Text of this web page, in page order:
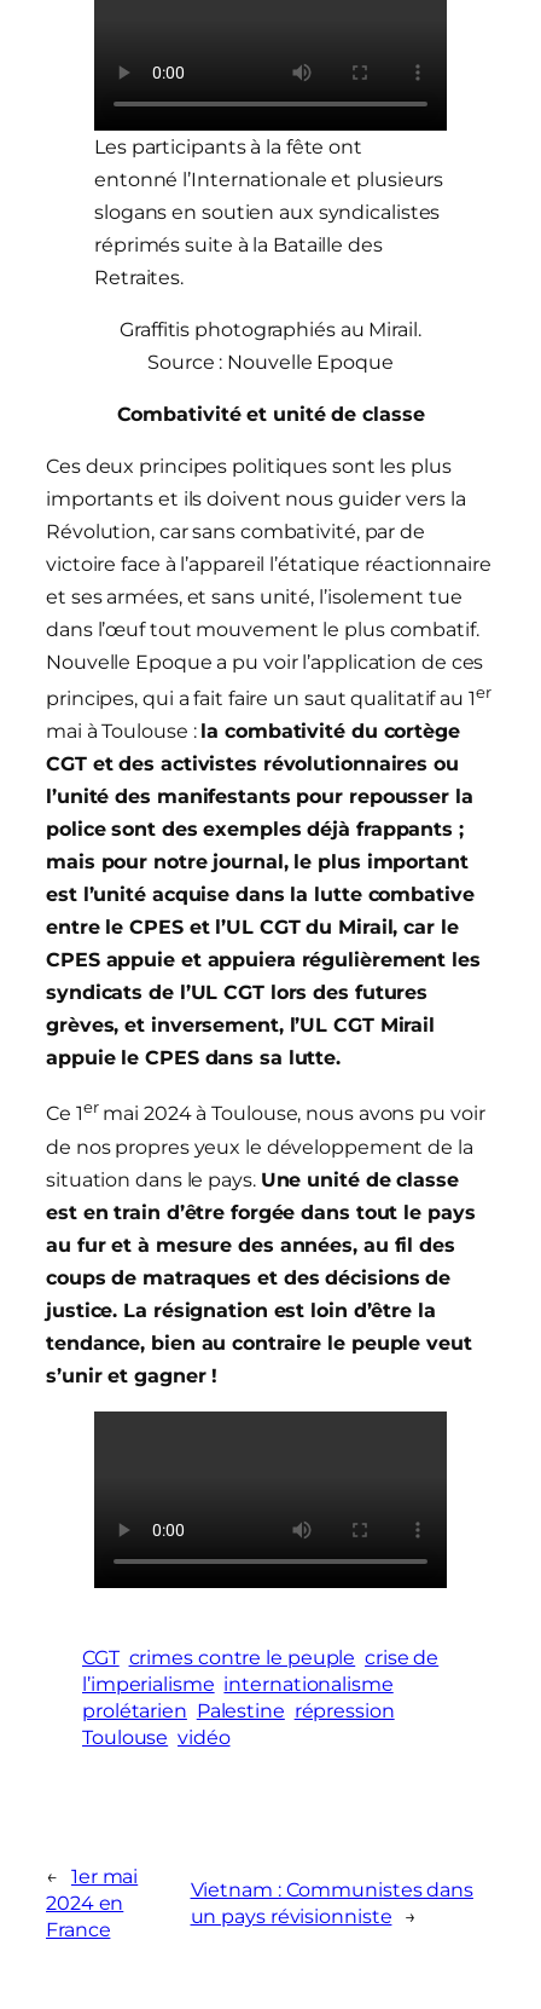
Les participants à la fête ont
entonné l’Internationale et plusieurs
slogans en soutien aux syndicalistes
réprimés suite à la Bataille des
Retraites.
Graffitis photographiés au Mirail.
Source : Nouvelle Epoque
Combativité et unité de classe
Ces deux principes politiques sont les plus
importants et ils doivent nous guider vers la
Révolution, car sans combativité, par de
victoire face à l’appareil l’étatique réactionnaire
et ses armées, et sans unité, l’isolement tue
dans l’œuf tout mouvement le plus combatif.
Nouvelle Epoque a pu voir l’application de ces
principes, qui a fait faire un saut qualitatif au 1er
mai à Toulouse : la combativité du cortège
CGT et des activistes révolutionnaires ou
l’unité des manifestants pour repousser la
police sont des exemples déjà frappants ;
mais pour notre journal, le plus important
est l’unité acquise dans la lutte combative
entre le CPES et l’UL CGT du Mirail, car le
CPES appuie et appuiera régulièrement les
syndicats de l’UL CGT lors des futures
grèves, et inversement, l’UL CGT Mirail
appuie le CPES dans sa lutte.
Ce 1er mai 2024 à Toulouse, nous avons pu voir
de nos propres yeux le développement de la
situation dans le pays. Une unité de classe
est en train d’être forgée dans tout le pays
au fur et à mesure des années, au fil des
coups de matraques et des décisions de
justice. La résignation est loin d’être la
tendance, bien au contraire le peuple veut
s’unir et gagner !
CGT crimes contre le peuple crise de
l’imperialisme internationalisme
prolétarien Palestine répression
Toulouse vidéo
←
1er mai
2024 en
France
Vietnam : Communistes dans
un pays révisionniste
→